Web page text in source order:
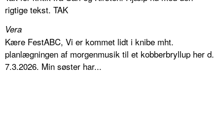
rigtige tekst. TAK
Vera
Kære FestABC, Vi er kommet lidt i knibe mht.
planlægningen af morgenmusik til et kobberbryllup her d.
7.3.2026. Min søster har...